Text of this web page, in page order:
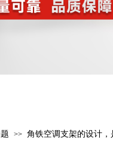
>> 角铁空调支架的设计，